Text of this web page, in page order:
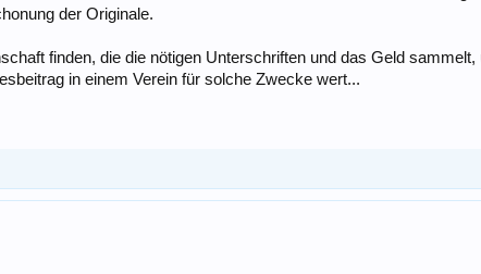
der Originale.
finden, die die nötigen Unterschriften und das Geld
in einem Verein für solche Zwecke wert...